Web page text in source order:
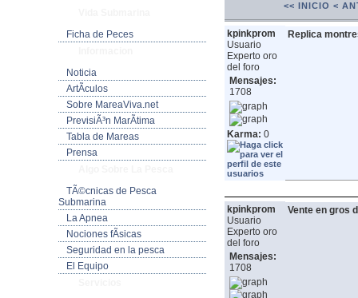
Ficha de Peces
Noticia
ArtÃ­culos
Sobre MareaViva.net
PrevisiÃ³n MarÃ­tima
Tabla de Mareas
Prensa
TÃ©cnicas de Pesca
Submarina
La Apnea
Nociones fÃ­sicas
Seguridad en la pesca
El Equipo
<< INICIO <
kpinkprom
Usuario
Experto oro
del foro
Mensajes:
1708
Karma: 0
Replica
kpinkprom
Usuario
Experto oro
del foro
Mensajes:
1708
Vente en gros